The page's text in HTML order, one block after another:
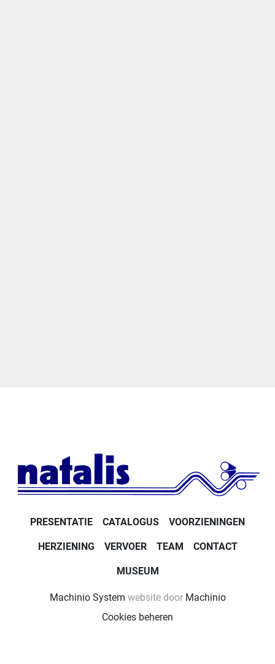
PRESENTATIE CATALOGUS VOORZIENINGEN
HERZIENING VERVOER TEAM CONTACT
MUSEUM
Machinio System website door Machinio
Cookies beheren